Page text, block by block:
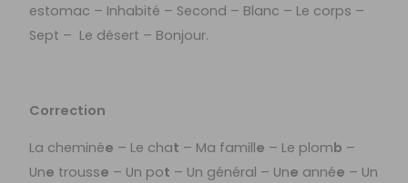
estomac – Inhabité – Second – Blanc – Le corps –
Sept – Le désert – Bonjour.
Correction
La cheminée – Le chat – Ma famille – Le plomb –
Une trousse – Un pot – Un général – Une année – Un